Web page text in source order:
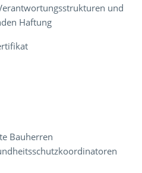
und
Haftung
Bauherren